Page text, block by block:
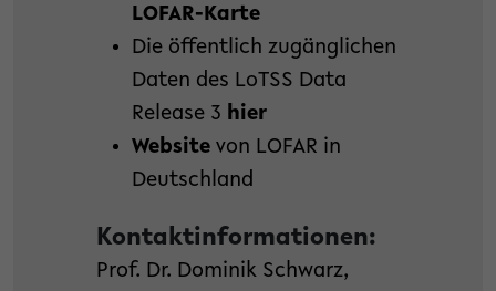
LOFAR-Karte
Die öffentlich zugänglichen
Daten des LoTSS Data
Release 3 hier
Websitevon LOFAR in
Deutschland
Kontaktinformationen:
Prof. Dr. Dominik Schwarz,